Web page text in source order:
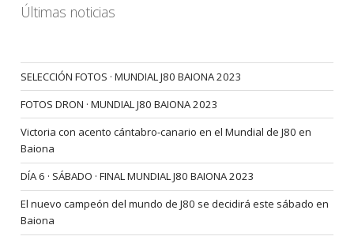
Últimas noticias
SELECCIÓN FOTOS · MUNDIAL J80 BAIONA 2023
FOTOS DRON · MUNDIAL J80 BAIONA 2023
Victoria con acento cántabro-canario en el Mundial de J80 en
Baiona
DÍA 6 · SÁBADO · FINAL MUNDIAL J80 BAIONA 2023
El nuevo campeón del mundo de J80 se decidirá este sábado en
Baiona